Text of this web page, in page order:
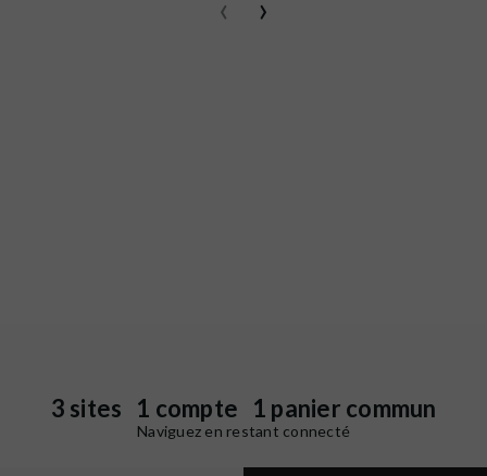
3 sites 1 compte 1 panier commun
Naviguez en restant connecté